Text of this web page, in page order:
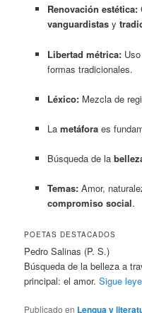
Renovación estética:
vanguardistasy
Libertad métrica:Uso
formas tradicionales.
Léxico:Mezcla de
La metáforaes
Búsqueda de la
Temas:Amor,
compromiso social.
POETAS DESTACADOS
Pedro Salinas (P. S.)
Búsqueda de la belleza a
principal: el amor.Sigue
Publicado en Lengua y